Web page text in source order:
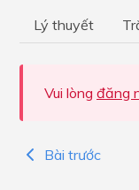
Lý thuyết
Vui lòng đăng
Bài trước